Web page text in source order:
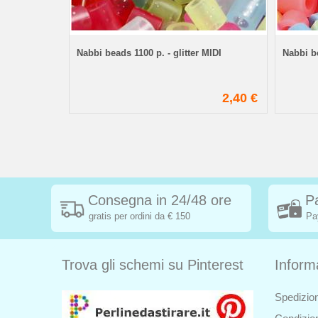
Nabbi beads 1100 p. - glitter MIDI
2,40 €
Nabbi
Consegna in 24/48 ore
gratis per ordini da € 150
Trova gli schemi su Pinterest